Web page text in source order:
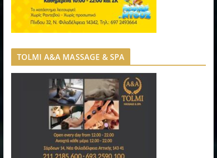
TOLMI A&A MASSAGE & SPA